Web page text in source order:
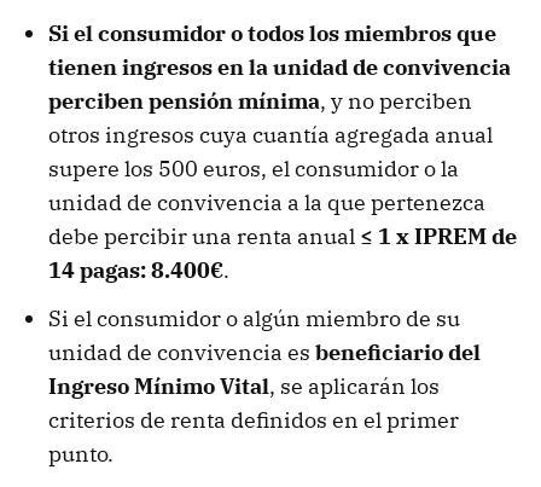
Si el consumidor o todos los miembros que
tienen ingresos en la unidad de convivencia
perciben pensión mínima, y no perciben
otros ingresos cuya cuantía agregada anual
supere los 500 euros, el consumidor o la
unidad de convivencia a la que pertenezca
debe percibir una renta anual ≤ 1 x IPREM de
14 pagas: 8.400€.
Si el consumidor o algún miembro de su
unidad de convivencia es beneficiario del
Ingreso Mínimo Vital, se aplicarán los
criterios de renta definidos en el primer
punto.